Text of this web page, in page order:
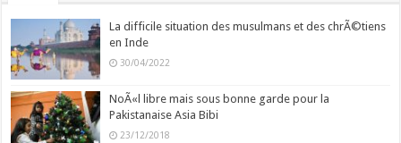
La difficile situation des musulmans et des chrÃ©tiens
en Inde
30/04/2022
NoÃ«l libre mais sous bonne garde pour la
Pakistanaise Asia Bibi
23/12/2018